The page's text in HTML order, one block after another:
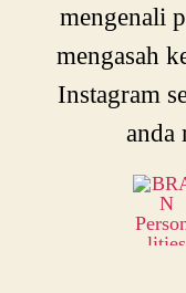
mengenali
mengasah
Instagram
anda